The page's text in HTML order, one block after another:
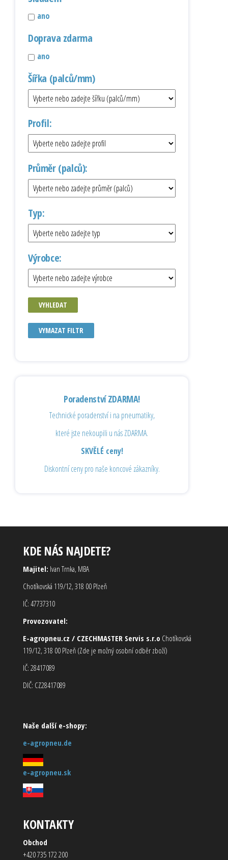
ano
Doprava zdarma
ano
Šířka (palců/mm)
Profil:
Průměr (palců):
Typ:
Výrobce:
VYHLEDAT
VYMAZAT FILTR
Poradenství ZDARMA!
Technické poradenství i na pneumatiky,
které jste nekoupili u nás ZDARMA.
SKVĚLÉ ceny!
Diskontní ceny pro naše koncové zákazníky.
KDE NÁS NAJDETE?
Majitel: Ivan Trnka, MBA
Chotíkovská 119/12, 318 00 Plzeň
IČ: 47737310
Provozovatel:
E-agropneu.cz / CZECHMASTER Servis s.r.o Chotíkovská
119/12, 318 00 Plzeň (Zde je možný osobní odběr zboží)
IČ: 28417089
DIČ: CZ28417089
Naše další e-shopy:
e-agropneu.de
e-agropneu.sk
KONTAKTY
Obchod
+420 735 172 200